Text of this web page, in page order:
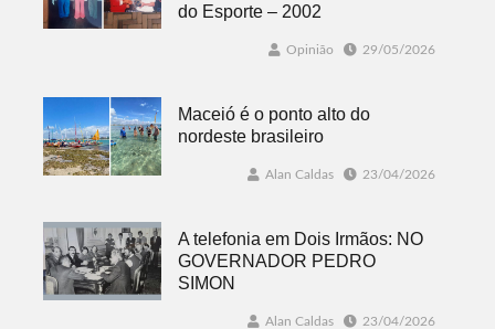
do Esporte – 2002
Opinião 29/05/2026
Maceió é o ponto alto do
nordeste brasileiro
Alan Caldas 23/04/2026
A telefonia em Dois Irmãos: NO
GOVERNADOR PEDRO
SIMON
Alan Caldas 23/04/2026